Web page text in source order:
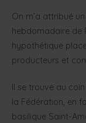
On m’a attribué
hebdomadaire de
hypothétique
producteurs et
Il se trouve au
la Fédération, en
basilique Saint-